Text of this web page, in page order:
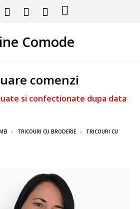
Comode
comenzi
si confectionate dupa data
TRICOURI CU BRODERIE TRICOURI CU